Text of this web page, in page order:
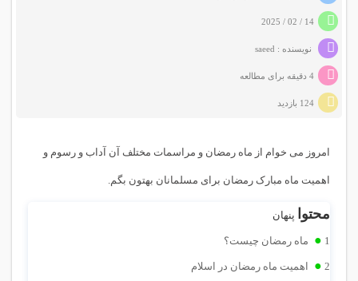
نویسنده : saeed
امروز می خوام از ماه رمضان و مراسمات مختلف آن آداب و رسوم و
اهمیت ماه مبارک رمضان برای مسلمانان بهتون بگم.
محتوا پنهان
1 ماه رمضان چیست؟
2 اهمیت ماه رمضان در اسلام